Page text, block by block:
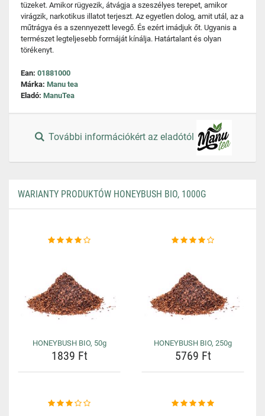
tüzeket. Amikor rügyezik, átvágja a szeszélyes terepet, amikor
virágzik, narkotikus illatot terjeszt. Az egyetlen dolog, amit utál, az a
műtrágya és a szennyezett levegő. És ezért imádjuk őt. Ugyanis a
természet legteljesebb formáját kínálja. Határtalant és olyan
törékenyt.
Ean: 01881000
Márka: Manu tea
Eladó: ManuTea
További információkért az eladótól
WARIANTY PRODUKTÓW HONEYBUSH BIO, 1000G
HONEYBUSH BIO, 50g
1839 Ft
HONEYBUSH BIO, 250g
5769 Ft